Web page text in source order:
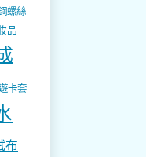
螺絲
品
卡套
布